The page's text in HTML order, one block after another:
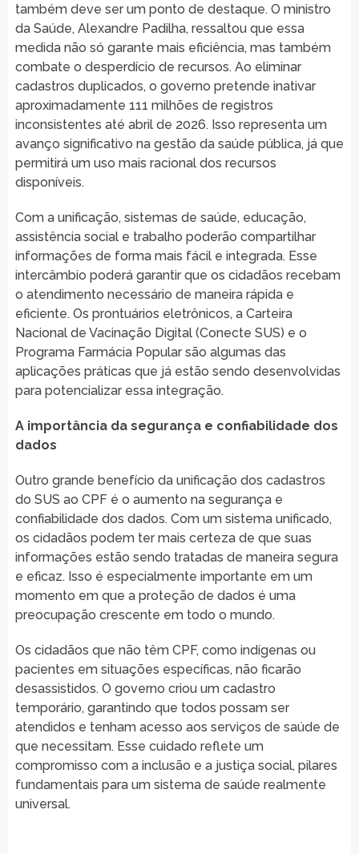
também deve ser um ponto de destaque. O ministro
da Saúde, Alexandre Padilha, ressaltou que essa
medida não só garante mais eficiência, mas também
combate o desperdício de recursos. Ao eliminar
cadastros duplicados, o governo pretende inativar
aproximadamente 111 milhões de registros
inconsistentes até abril de 2026. Isso representa um
avanço significativo na gestão da saúde pública, já que
permitirá um uso mais racional dos recursos
disponíveis.
Com a unificação, sistemas de saúde, educação,
assistência social e trabalho poderão compartilhar
informações de forma mais fácil e integrada. Esse
intercâmbio poderá garantir que os cidadãos recebam
o atendimento necessário de maneira rápida e
eficiente. Os prontuários eletrônicos, a Carteira
Nacional de Vacinação Digital (Conecte SUS) e o
Programa Farmácia Popular são algumas das
aplicações práticas que já estão sendo desenvolvidas
para potencializar essa integração.
A importância da segurança e confiabilidade dos
dados
Outro grande benefício da unificação dos cadastros
do SUS ao CPF é o aumento na segurança e
confiabilidade dos dados. Com um sistema unificado,
os cidadãos podem ter mais certeza de que suas
informações estão sendo tratadas de maneira segura
e eficaz. Isso é especialmente importante em um
momento em que a proteção de dados é uma
preocupação crescente em todo o mundo.
Os cidadãos que não têm CPF, como indígenas ou
pacientes em situações específicas, não ficarão
desassistidos. O governo criou um cadastro
temporário, garantindo que todos possam ser
atendidos e tenham acesso aos serviços de saúde de
que necessitam. Esse cuidado reflete um
compromisso com a inclusão e a justiça social, pilares
fundamentais para um sistema de saúde realmente
universal.